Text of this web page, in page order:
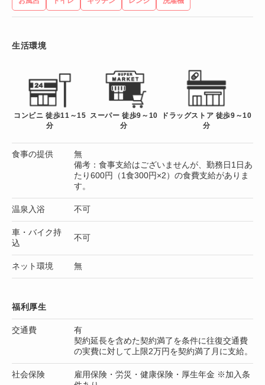
生活環境
コンビニ 徒歩11～15
分
スーパー 徒歩9～10
分
ドラッグストア 徒歩9～10
分
食事の提供
無
備考：食事支給はございませんが、勤務日1日あ
たり600円（1食300円×2）の食費支給がありま
す。
温泉入浴 不可
車・バイク持
込
不可
ネット環境 無
福利厚生
交通費
有
契約延長を含めた契約満了を条件に往復交通費
の実費に対して上限2万円を契約満了月に支給。
社会保険
雇用保険・労災・健康保険・厚生年金 ※加入条